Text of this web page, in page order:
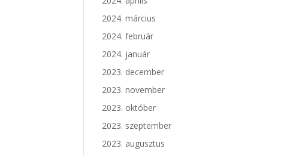
2024. március
2024. február
2024. január
2023. december
2023. november
2023. október
2023. szeptember
2023. augusztus